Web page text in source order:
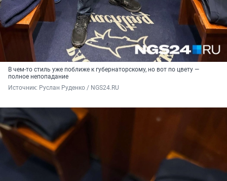
В чем-то стиль уже поближе к губернаторскому, но вот по цвету —
полное непопадание
Источник: Руслан Руденко / NGS24.RU